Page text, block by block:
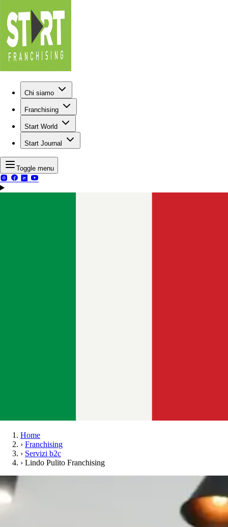
Chi siamo
Franchising
Start World
Start Journal
Toggle menu
Home
› Franchising
› Servizi b2c
› Lindo Pulito Franchising